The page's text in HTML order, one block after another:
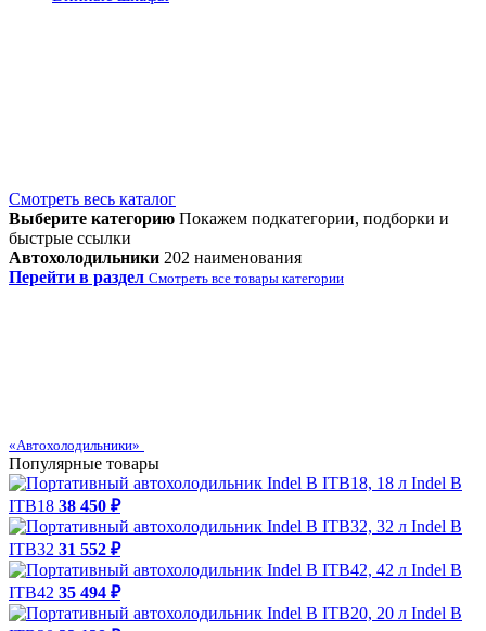
Смотреть весь каталог
Выберите категорию Покажем подкатегории, подборки и
быстрые ссылки
Автохолодильники 202 наименования
Перейти в раздел Смотреть все товары категории
«Автохолодильники»
Популярные товары
Indel B
ITB18 38 450 ₽
Indel B
ITB32 31 552 ₽
Indel B
ITB42 35 494 ₽
Indel B